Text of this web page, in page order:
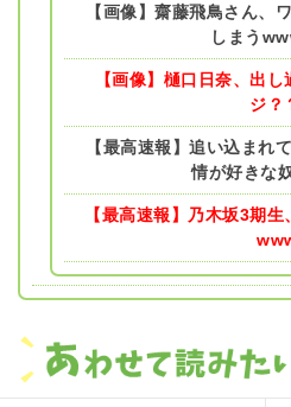
【画像】齋藤飛鳥さん、
しまう
【画像】樋口日奈、出
ジ？
【最高速報】追い込まれ
情が好きな
【最高速報】乃木坂3期